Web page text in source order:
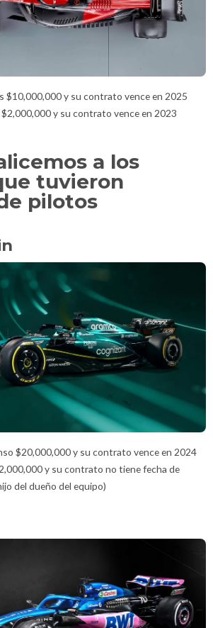
$10,000,000 y su contrato vence en 2025
y su contrato vence en 2023
a los
tuvieron
pilotos
$20,000,000 y su contrato vence en 2024
y su contrato no tiene fecha de
del dueño del equipo)